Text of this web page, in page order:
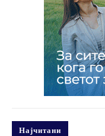
Најчитани